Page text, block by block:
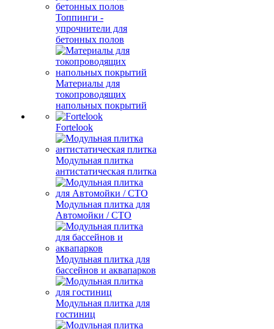
Топпинги -
упрочнители для
бетонных полов
Материалы для
токопроводящих
напольных покрытий
Fortelook
Модульная плитка
антистатическая плитка
Модульная плитка для
Автомойки / СТО
Модульная плитка для
бассейнов и аквапарков
Модульная плитка для
гостиниц